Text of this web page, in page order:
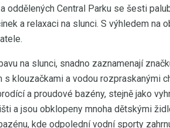
oddělených Central Parku se šesti
a relaxaci na slunci. S výhledem na
na slunci, snadno zaznamenají
klouzačkami a vodou rozpraskanými
a proudové bazény, stejně jako
a jsou obklopeny mnoha dětskými
kde odpolední vodní sporty